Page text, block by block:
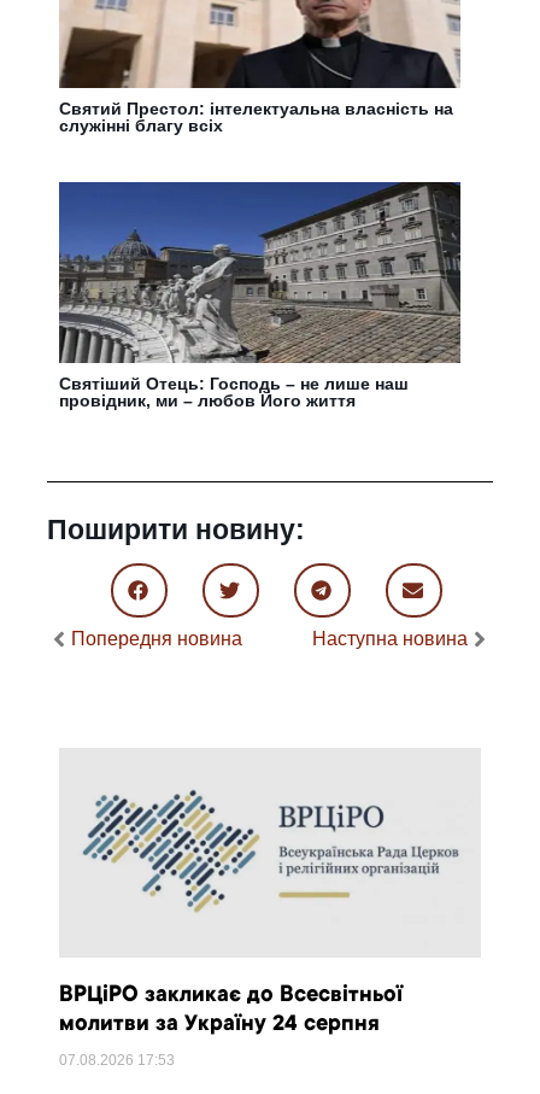
Святий Престол: інтелектуальна власність на
служінні благу всіх
Святіший Отець: Господь – не лише наш
провідник, ми – любов Його життя
Поширити новину:
Попередня новина Наступна новина
ВРЦіРО закликає до Всесвітньої
молитви за Україну 24 серпня
07.08.2026 17:53